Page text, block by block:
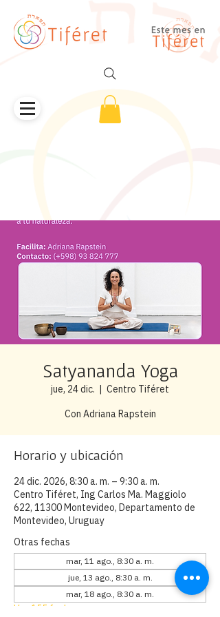
Satyananda Yoga
jue, 24 dic.
  |
Centro Tiféret
Con Adriana Rapstein
Horario y ubicación
24 dic. 2026, 8:30 a. m. – 9:30 a. m.
Centro Tiféret, Ing Carlos Ma. Maggiolo
622, 11300 Montevideo, Departamento de
Montevideo, Uruguay
Otras fechas
mar, 11 ago., 8:30 a. m.
jue, 13 ago., 8:30 a. m.
mar, 18 ago., 8:30 a. m.
Ver 155 fechas